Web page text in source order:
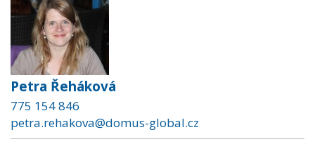
Petra Řeháková
775 154 846
petra.rehakova@domus-global.cz